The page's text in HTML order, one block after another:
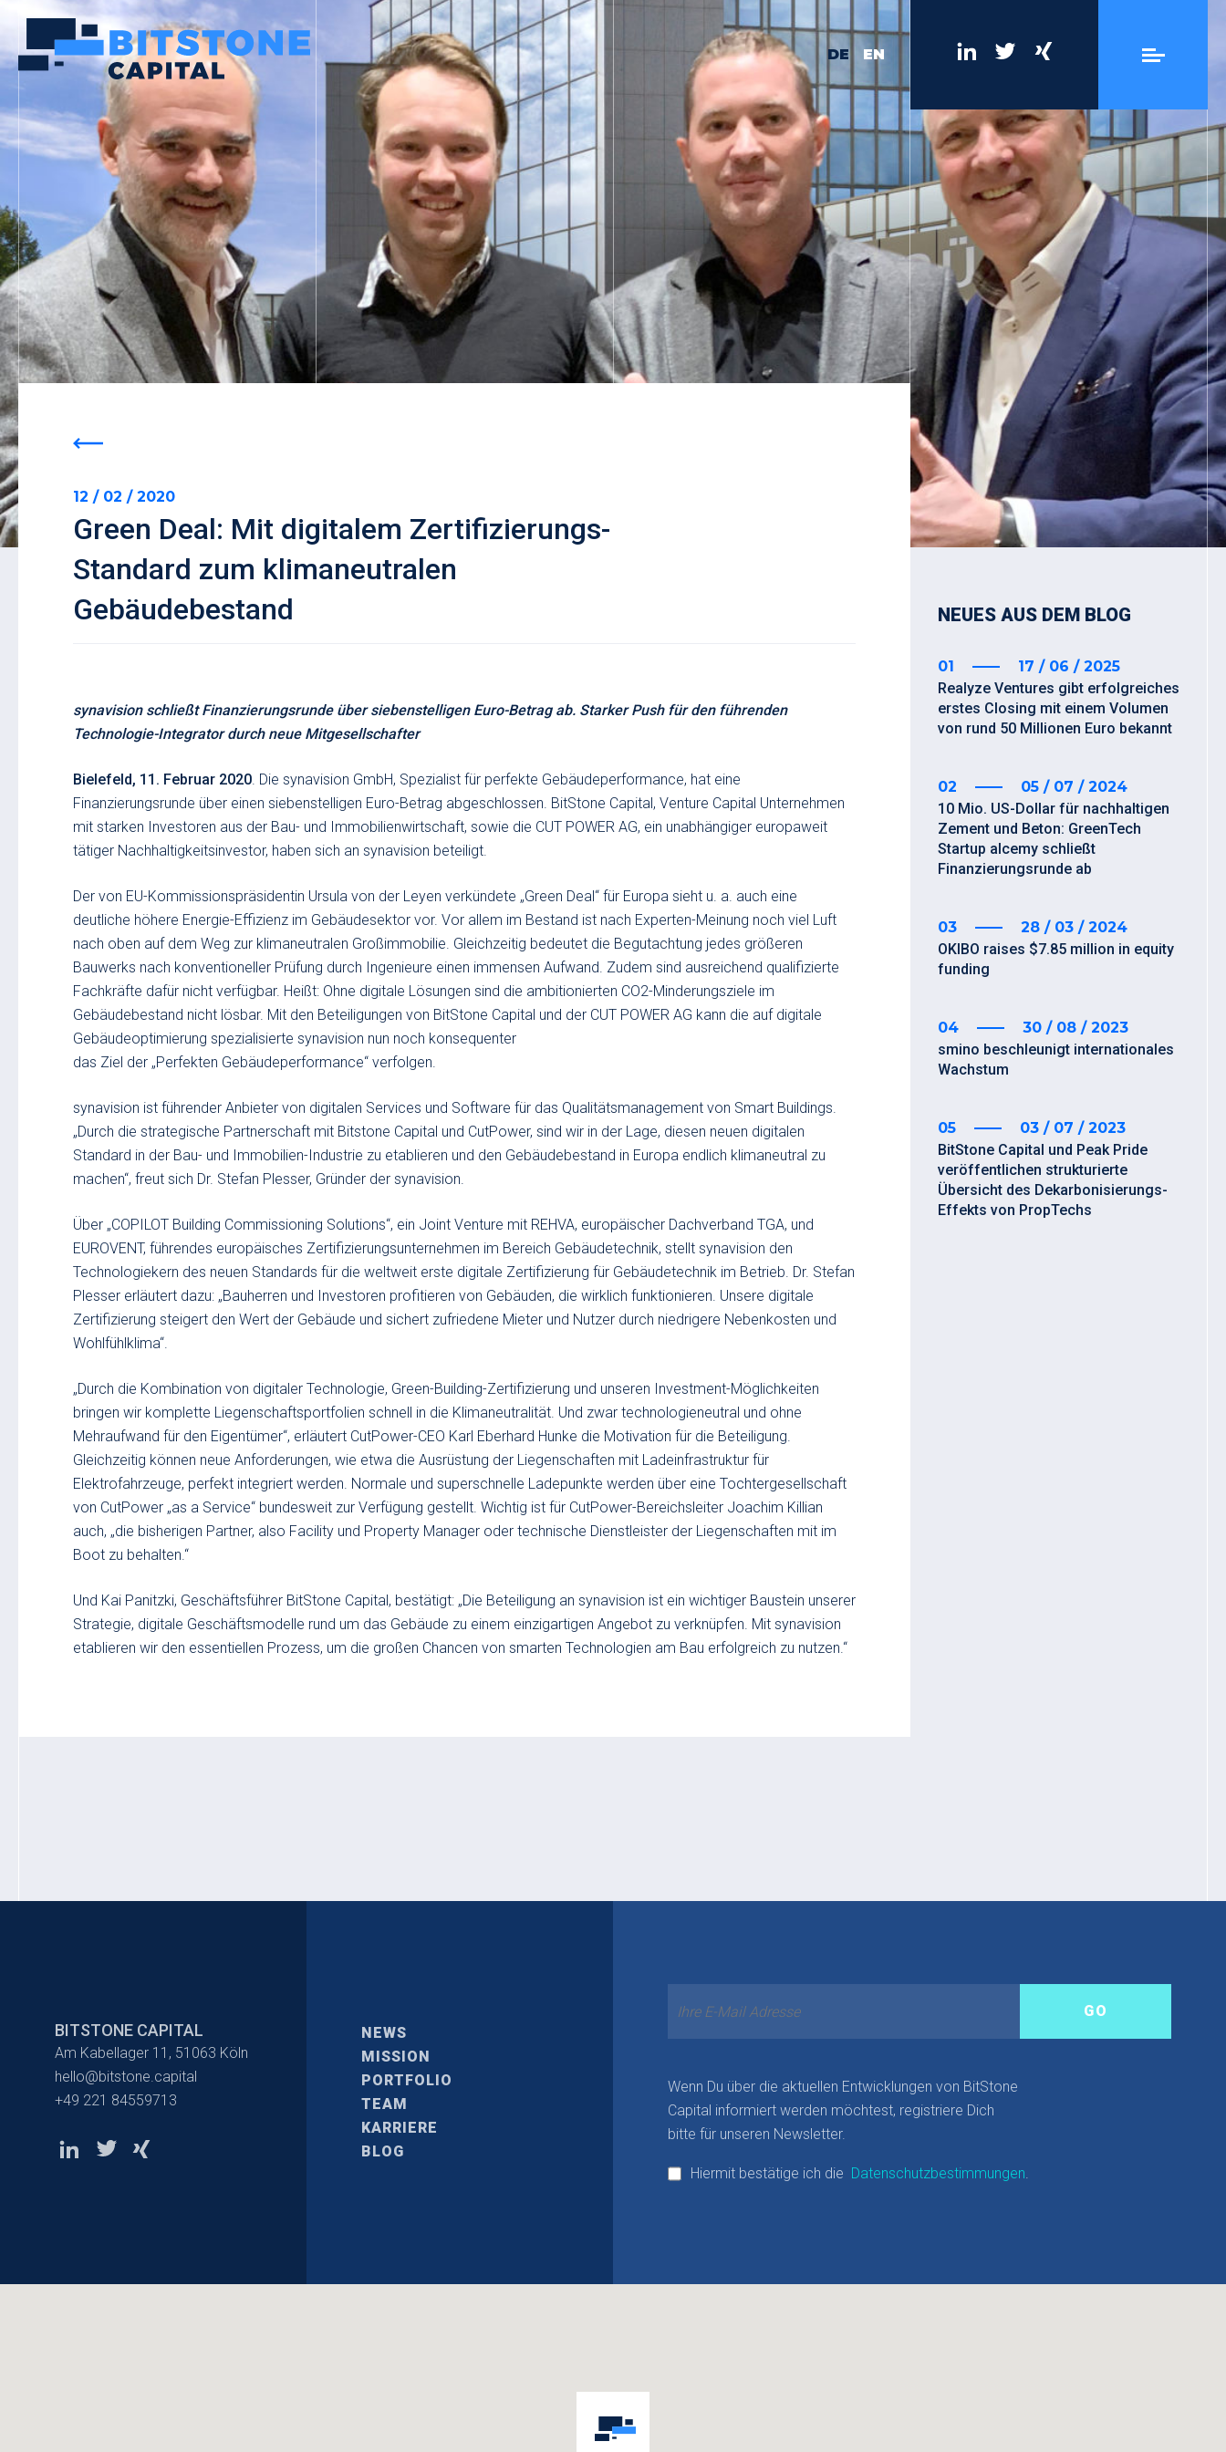
DE EN
12 / 02 / 2020
Green Deal: Mit digitalem Zertifizierungs-
Standard zum klimaneutralen
Gebäudebestand
synavision schließt Finanzierungsrunde über siebenstelligen Euro-Betrag ab. Starker Push für den führenden
Technologie-Integrator durch neue Mitgesellschafter
Bielefeld, 11. Februar 2020. Die synavision GmbH, Spezialist für perfekte Gebäudeperformance, hat eine
Finanzierungsrunde über einen siebenstelligen Euro-Betrag abgeschlossen. BitStone Capital, Venture Capital Unternehmen
mit starken Investoren aus der Bau- und Immobilienwirtschaft, sowie die CUT POWER AG, ein unabhängiger europaweit
tätiger Nachhaltigkeitsinvestor, haben sich an synavision beteiligt.
Der von EU-Kommissionspräsidentin Ursula von der Leyen verkündete „Green Deal“ für Europa sieht u. a. auch eine
deutliche höhere Energie-Effizienz im Gebäudesektor vor. Vor allem im Bestand ist nach Experten-Meinung noch viel Luft
nach oben auf dem Weg zur klimaneutralen Großimmobilie. Gleichzeitig bedeutet die Begutachtung jedes größeren
Bauwerks nach konventioneller Prüfung durch Ingenieure einen immensen Aufwand. Zudem sind ausreichend qualifizierte
Fachkräfte dafür nicht verfügbar. Heißt: Ohne digitale Lösungen sind die ambitionierten CO2-Minderungsziele im
Gebäudebestand nicht lösbar. Mit den Beteiligungen von BitStone Capital und der CUT POWER AG kann die auf digitale
Gebäudeoptimierung spezialisierte synavision nun noch konsequenter
das Ziel der „Perfekten Gebäudeperformance“ verfolgen.
synavision ist führender Anbieter von digitalen Services und Software für das Qualitätsmanagement von Smart Buildings.
„Durch die strategische Partnerschaft mit Bitstone Capital und CutPower, sind wir in der Lage, diesen neuen digitalen
Standard in der Bau- und Immobilien-Industrie zu etablieren und den Gebäudebestand in Europa endlich klimaneutral zu
machen“, freut sich Dr. Stefan Plesser, Gründer der synavision.
Über „COPILOT Building Commissioning Solutions“, ein Joint Venture mit REHVA, europäischer Dachverband TGA, und
EUROVENT, führendes europäisches Zertifizierungsunternehmen im Bereich Gebäudetechnik, stellt synavision den
Technologiekern des neuen Standards für die weltweit erste digitale Zertifizierung für Gebäudetechnik im Betrieb. Dr. Stefan
Plesser erläutert dazu: „Bauherren und Investoren profitieren von Gebäuden, die wirklich funktionieren. Unsere digitale
Zertifizierung steigert den Wert der Gebäude und sichert zufriedene Mieter und Nutzer durch niedrigere Nebenkosten und
Wohlfühlklima“.
„Durch die Kombination von digitaler Technologie, Green-Building-Zertifizierung und unseren Investment-Möglichkeiten
bringen wir komplette Liegenschaftsportfolien schnell in die Klimaneutralität. Und zwar technologieneutral und ohne
Mehraufwand für den Eigentümer“, erläutert CutPower-CEO Karl Eberhard Hunke die Motivation für die Beteiligung.
Gleichzeitig können neue Anforderungen, wie etwa die Ausrüstung der Liegenschaften mit Ladeinfrastruktur für
Elektrofahrzeuge, perfekt integriert werden. Normale und superschnelle Ladepunkte werden über eine Tochtergesellschaft
von CutPower „as a Service“ bundesweit zur Verfügung gestellt. Wichtig ist für CutPower-Bereichsleiter Joachim Killian
auch, „die bisherigen Partner, also Facility und Property Manager oder technische Dienstleister der Liegenschaften mit im
Boot zu behalten.“
Und Kai Panitzki, Geschäftsführer BitStone Capital, bestätigt: „Die Beteiligung an synavision ist ein wichtiger Baustein unserer
Strategie, digitale Geschäftsmodelle rund um das Gebäude zu einem einzigartigen Angebot zu verknüpfen. Mit synavision
etablieren wir den essentiellen Prozess, um die großen Chancen von smarten Technologien am Bau erfolgreich zu nutzen.“
NEUES AUS DEM BLOG
01
17 / 06 / 2025
Realyze Ventures gibt erfolgreiches
erstes Closing mit einem Volumen
von rund 50 Millionen Euro bekannt
02
05 / 07 / 2024
10 Mio. US-Dollar für nachhaltigen
Zement und Beton: GreenTech
Startup alcemy schließt
Finanzierungsrunde ab
03
28 / 03 / 2024
OKIBO raises $7.85 million in equity
funding
04
30 / 08 / 2023
smino beschleunigt internationales
Wachstum
05
03 / 07 / 2023
BitStone Capital und Peak Pride
veröffentlichen strukturierte
Übersicht des Dekarbonisierungs-
Effekts von PropTechs
BITSTONE CAPITAL
Am Kabellager 11, 51063 Köln
hello@bitstone.capital
+49 221 84559713
NEWS
MISSION
PORTFOLIO
TEAM
KARRIERE
BLOG
Wenn Du über die aktuellen Entwicklungen von BitStone
Capital informiert werden möchtest, registriere Dich
bitte für unseren Newsletter.
Hiermit bestätige ich die Datenschutzbestimmungen.